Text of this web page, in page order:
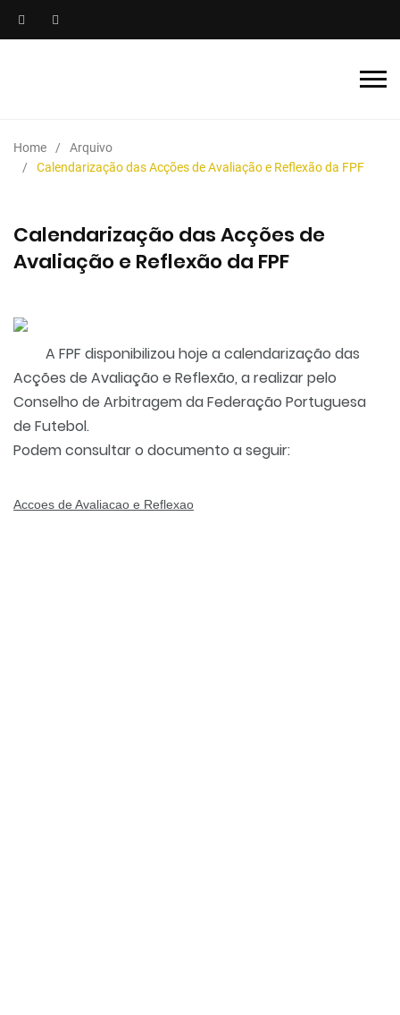
Home
Arquivo
Calendarização das Acções de Avaliação e Reflexão da FPF
Calendarização das Acções de
Avaliação e Reflexão da FPF
A FPF disponibilizou hoje a calendarização das
Acções de Avaliação e Reflexão, a realizar pelo
Conselho de Arbitragem da Federação Portuguesa
de Futebol.
Podem consultar o documento a seguir:
Accoes de Avaliacao e Reflexao